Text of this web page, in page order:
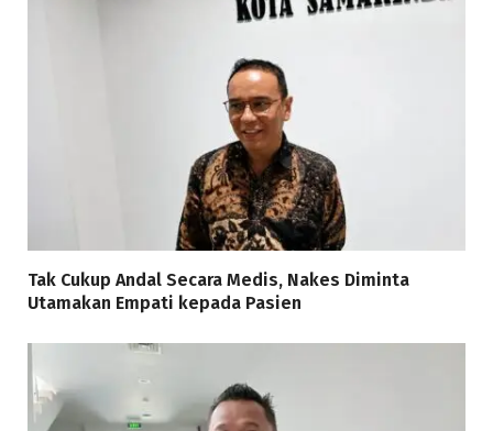
Tak Cukup Andal Secara Medis, Nakes Diminta
Utamakan Empati kepada Pasien